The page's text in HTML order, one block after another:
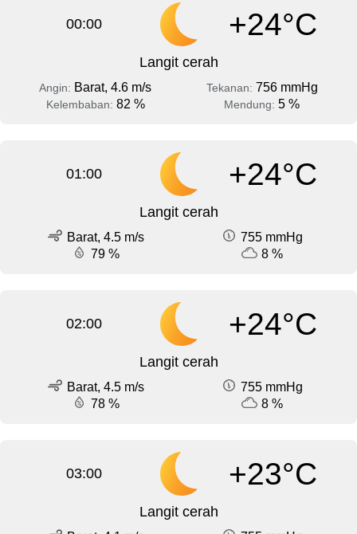
00:00 +24°C
Langit cerah
Angin: Barat, 4.6 m/s Tekanan: 756 mmHg
Kelembaban: 82 % Mendung: 5 %
01:00 +24°C
Langit cerah
Barat, 4.5 m/s
755 mmHg
79 %
8 %
02:00 +24°C
Langit cerah
Barat, 4.5 m/s
755 mmHg
78 %
8 %
03:00 +23°C
Langit cerah